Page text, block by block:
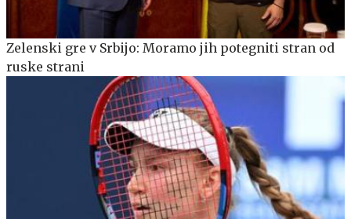
Zelenski gre v Srbijo: Moramo jih potegniti stran od
ruske strani